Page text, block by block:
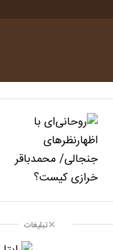
تبلیغات